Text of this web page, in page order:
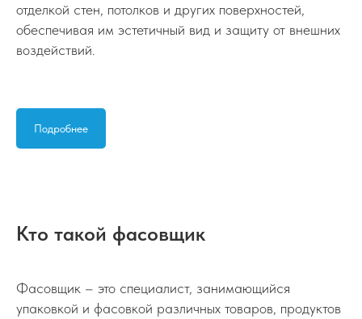
отделкой стен, потолков и других поверхностей,
обеспечивая им эстетичный вид и защиту от внешних
воздействий.
Подробнее
Кто такой фасовщик
Фасовщик – это специалист, занимающийся
упаковкой и фасовкой различных товаров, продуктов